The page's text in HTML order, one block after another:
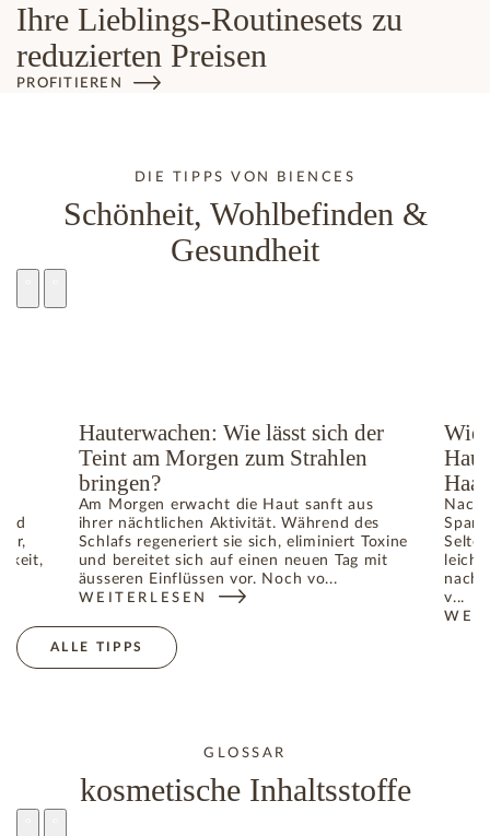
Ihre Lieblings-Routinesets zu
reduzierten Preisen
PROFITIEREN
DIE TIPPS VON BIENCES
Schönheit, Wohlbefinden &
Gesundheit
IM SOMMER: WIE DIE HAUT IHR GLEICHGEWICHT
Hauterwachen: Wie lässt sich der
Teint am Morgen zum Strahlen
bringen?
Am Morgen erwacht die Haut sanft aus
ihrer nächtlichen Aktivität. Während des
Schlafs regeneriert sie sich, eliminiert Toxine
und bereitet sich auf einen neuen Tag mit
äusseren Einflüssen vor. Noch vo...
WEITERLESEN
: HAUTERWACHEN: WIE LÄSST SICH DER TEINT
Wie
Nach
nach
v...
: WIE
ALLE TIPPS
GLOSSAR
kosmetische Inhaltsstoffe